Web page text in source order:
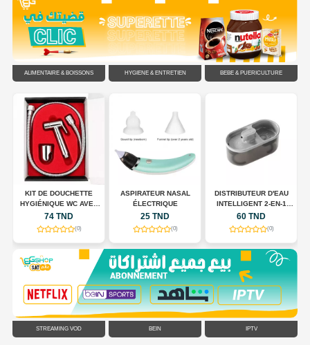
ALIMENTAIRE & BOISSONS HYGIÈNE & ENTRETIEN BÉBÉ & PUÉRICULTURE
KIT DE DOUCHETTE
HYGIÉNIQUE WC AVEC
FLEXIBLE EN ACIER
INOXYDABLE
74 TND
(0)
ASPIRATEUR NASAL
ÉLECTRIQUE
25 TND
(0)
DISTRIBUTEUR D'EAU
INTELLIGENT 2-EN-1
POUR CHIENS ET CHATS
60 TND
(0)
STREAMING VOD BEIN IPTV